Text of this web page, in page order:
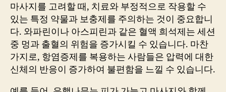
마사지를 고려할 때, 치료와 부정적으로 작용할 수
있는 특정 약물과 보충제를 주의하는 것이 중요합니
다. 와파린이나 아스피린과 같은 혈액 희석제는 세션
중 멍과 출혈의 위험을 증가시킬 수 있습니다. 마찬
가지로, 항염증제를 복용하는 사람들은 압력에 대한
신체의 반응이 증가하여 불편함을 느낄 수 있습니다.